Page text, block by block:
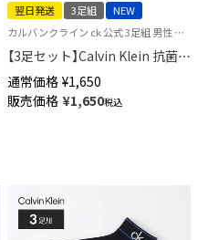
翌日発送 3足組
NEW
カルバンクライン ck 公式 3足組 男性 女性 靴下
【3足セット】Calvin Klein 抗菌防
臭 フロントロゴ ショート丈 ソ
ックス カジュアル レディース
メンズ 【365日最短翌日発送】
通常価格 ¥1,650
販売価格 ¥1,650税込